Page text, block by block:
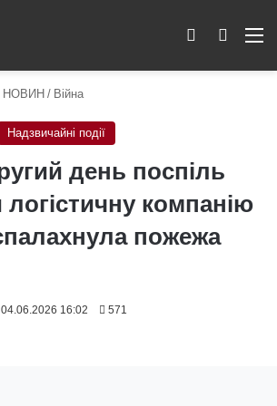
Пошук
Switch skin
НОВИН / Війна
Надзвичайні події
день поспіль
логістичну компанію
пожежа
04.06.2026 16:02 571